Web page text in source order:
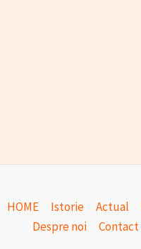
HOME Istorie Actual
Despre noi
Contact